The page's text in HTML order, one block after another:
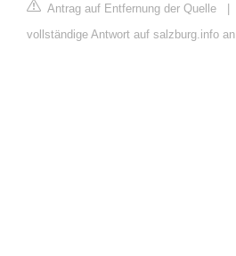
Antrag auf Entfernung der Quelle |
vollständige Antwort auf salzburg.info an